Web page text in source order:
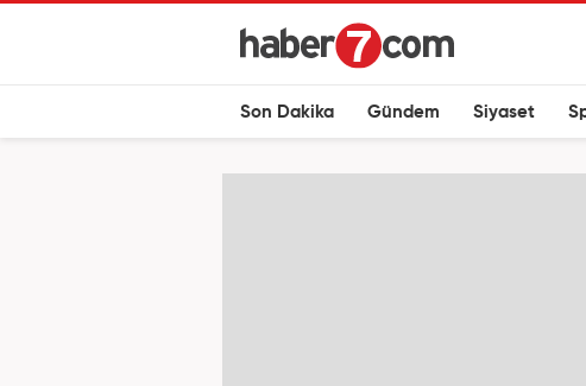
Son Dakika Gündem Siyaset